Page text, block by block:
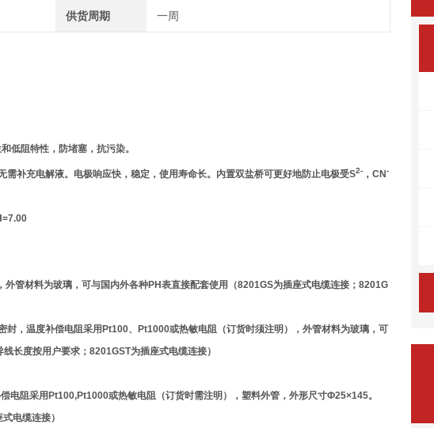
供货周期 一周
低阻特性，防堵塞，抗污染。
补充电解液。电极响应快，稳定，使用寿命长。内置双盐桥可更好地防止电极受S2- ，CN-
外管材料为玻璃，可与国内外各种PH表直接配套使用（8201GS为插座式电缆连接；8201G
封，温度补偿电阻采用Pt100、Pt1000或热敏电阻（订货时须注明），外管材料为玻璃，可
长度按用户要求；8201GST为插座式电缆连接）
电阻采用Pt100,Pt1000或热敏电阻（订货时需注明），塑料外管，外形尺寸Ф25×145。
电缆连接）